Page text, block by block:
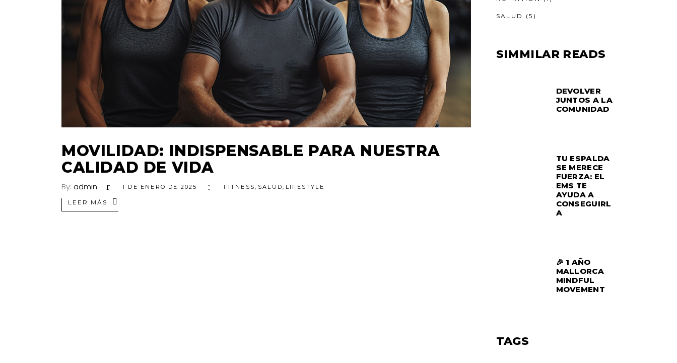
MOVILIDAD: INDISPENSABLE PARA NUESTRA
CALIDAD DE VIDA
By: admin 1 DE ENERO DE 2025 FITNESS, SALUD, LIFESTYLE
LEER MÁS
SALUD (5)
SIMMILAR READS
DEVOLVER
JUNTOS A LA
COMUNIDAD
TU ESPALDA
SE MERECE
FUERZA: EL
EMS TE
AYUDA A
CONSEGUIRL
A
🎉 1 AÑO
MALLORCA
MINDFUL
MOVEMENT
TAGS